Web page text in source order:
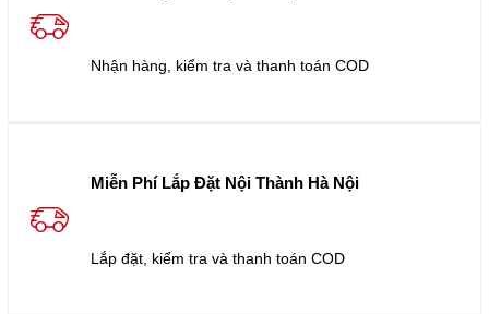
Nhận hàng, kiểm tra và thanh toán COD
Miễn Phí Lắp Đặt Nội Thành Hà Nội
Lắp đặt, kiểm tra và thanh toán COD